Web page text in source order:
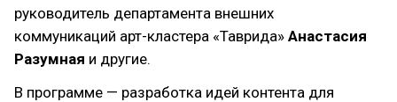
руководитель департамента внешних
коммуникаций арт-кластера «Таврида» Анастасия
Разумная и другие.
В программе — разработка идей контента для